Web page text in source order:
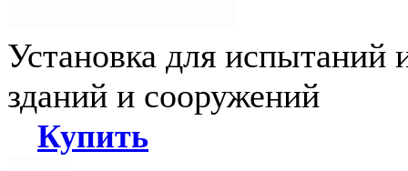
Установка для испытаний
зданий и сооружений
Купить